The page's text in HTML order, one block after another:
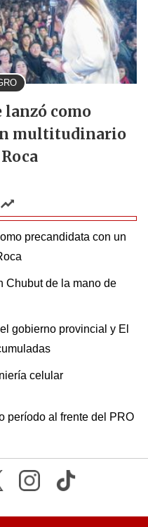
lanzó como
multitudinario
precandidata con un
Chubut de la mano de
gobierno provincial y El
celular
período al frente del PRO